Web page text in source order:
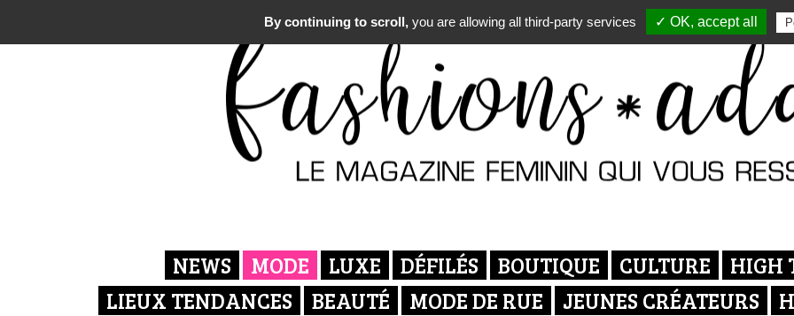
NEWS MODE LUXE DÉFILÉS BOUTIQUE CULTURE HIGH
LIEUX TENDANCES
BEAUTÉ MODE DE RUE JEUNES CRÉATEURS
By continuing to scroll, you are allowing all third-party services ✓ OK, accept all